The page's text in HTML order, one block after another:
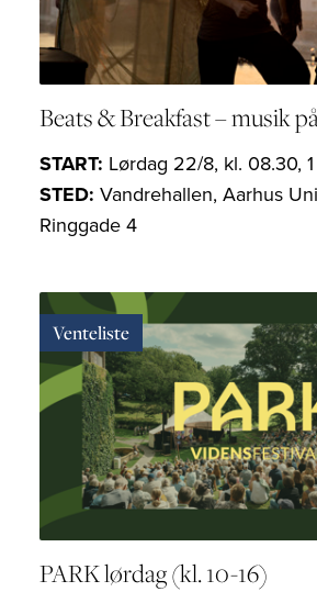
Beats & Breakfast – musik
START: Lørdag 22/8, kl. 08.30,
STED: Vandrehallen, Aarhus
Ringgade 4
Venteliste
PARK lørdag (kl. 10-16)